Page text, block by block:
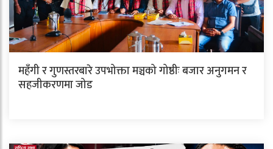
महँगी र गुणस्तरबारे उपभोक्ता मञ्चको गोष्ठीः बजार अनुगमन र
सहजीकरणमा जोड